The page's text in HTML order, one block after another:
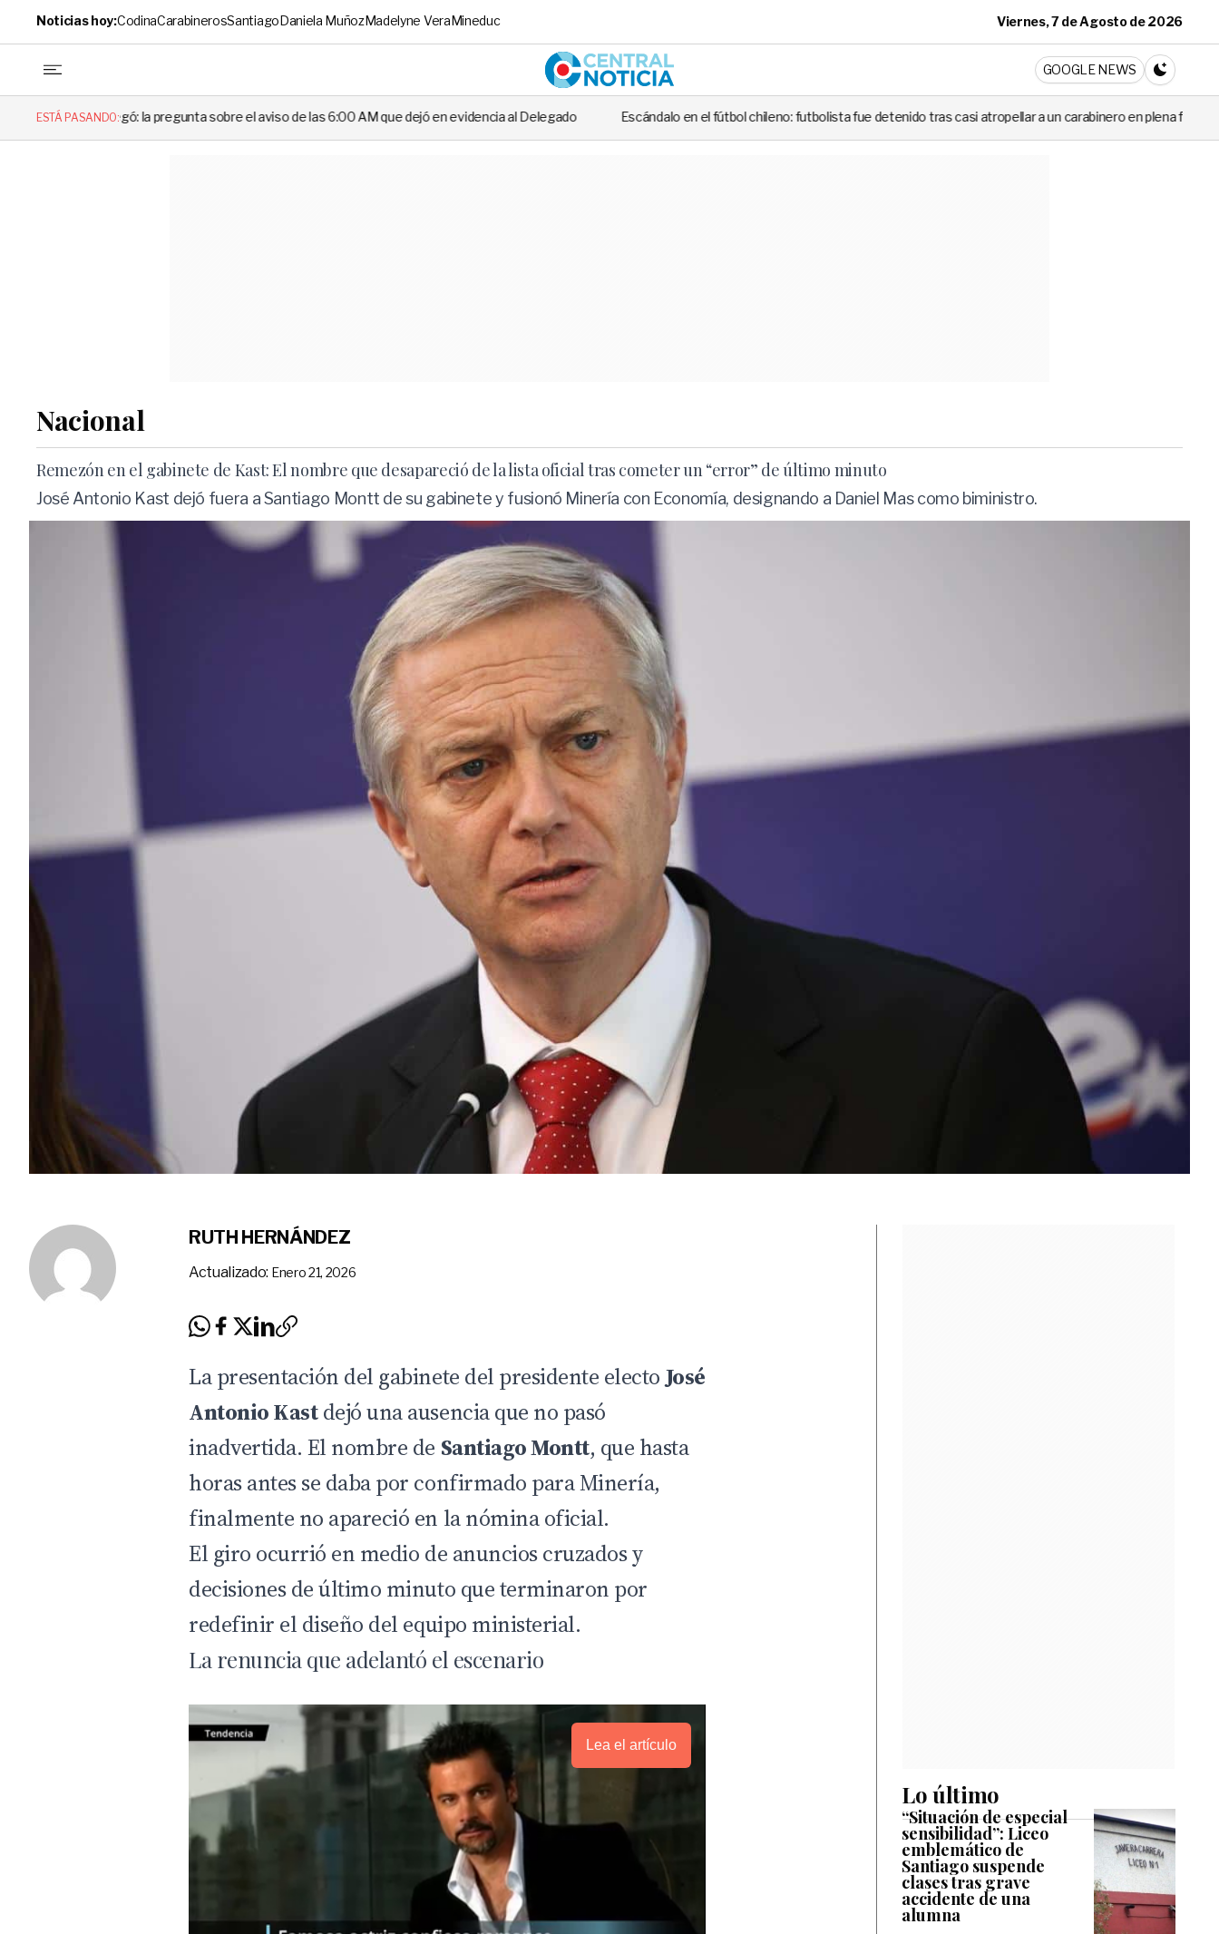
Noticias hoy:CodinaCarabinerosSantiagoDaniela MuñozMadelyne VeraMineduc Viernes, 7 de Agosto de 2026
Central Noticia
GOOGLE NEWS
CAMBIA A
ESTÁ PASANDO:
la pregunta sobre el aviso de las 6:00 AM que dejó en evidencia al Delegado Escándalo en el fútbol chileno: futbolista fue detenido tras casi atropellar a un carabinero en plena fiscalización Cortes
Nacional
Remezón en el gabinete de Kast: El nombre que desapareció de la lista oficial tras cometer un “error” de último minuto
José Antonio Kast dejó fuera a Santiago Montt de su gabinete y fusionó Minería con Economía, designando a Daniel Mas como biministro.
RUTH HERNÁNDEZ
Actualizado: Enero 21, 2026
La presentación del gabinete del presidente electoJosé
Antonio Kastdejó una ausencia que no pasó
inadvertida. El nombre de Santiago Montt, que hasta
horas antes se daba por confirmado para Minería,
finalmente no apareció en la nómina oficial.
El giro ocurrió en medio de anuncios cruzados y
decisiones de último minuto que terminaron por
redefinir el diseño del equipo ministerial.
La renuncia que adelantó el escenario
Lea el artículo
Lo último
“Situación de especial
sensibilidad”: Liceo
emblemático de
Santiago suspende
clases tras grave
accidente de una
alumna